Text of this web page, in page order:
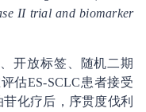
II trial and biomarker
开放标签、随机二期
估ES-SCLC患者接受
化疗后，序贯度伐利